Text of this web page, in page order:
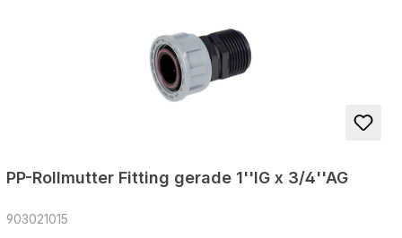
PP-Rollmutter Fitting gerade 1''IG x 3/4''AG
903021015